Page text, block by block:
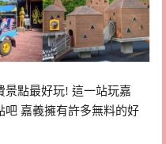
景點最好玩! 這一站玩嘉
吧 嘉義擁有許多無料的好